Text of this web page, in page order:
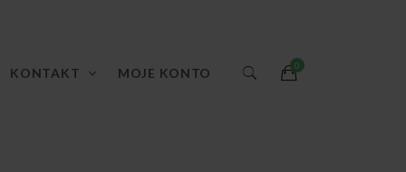
KONTAKT MOJE KONTO